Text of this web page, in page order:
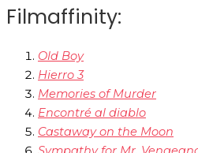
Filmaffinity:
Old Boy
Hierro 3
Memories of Murder
Encontré al diablo
Castaway on the Moon